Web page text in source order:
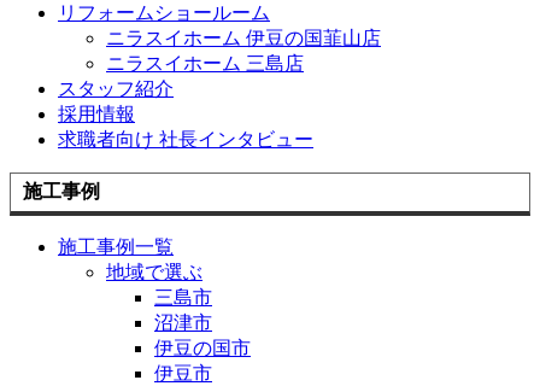
リフォームショールーム
ニラスイホーム 伊豆の国韮山店
ニラスイホーム 三島店
スタッフ紹介
採用情報
求職者向け 社長インタビュー
施工事例
施工事例一覧
地域で選ぶ
三島市
沼津市
伊豆の国市
伊豆市